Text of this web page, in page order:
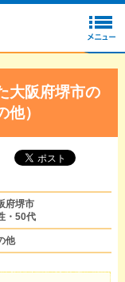
大阪府堺市の
）
府堺市
・50代
他